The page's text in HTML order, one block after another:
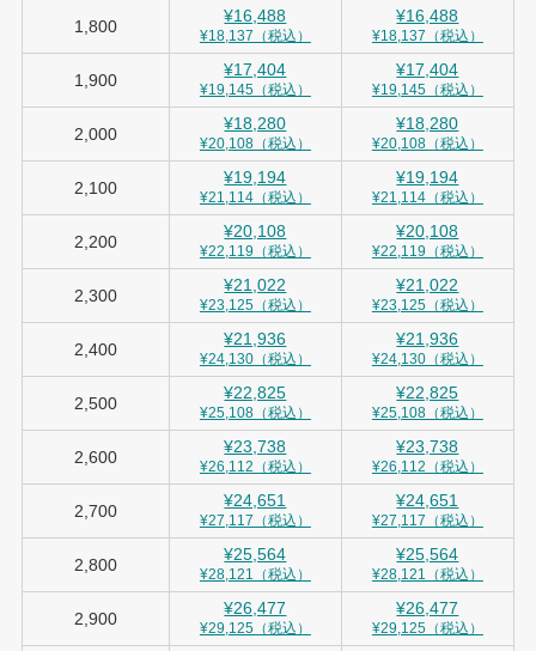
1,800
¥16,488
¥18,137（税込）
¥16,488
¥18,137（税込）
1,900
¥17,404
¥19,145（税込）
¥17,404
¥19,145（税込）
2,000
¥18,280
¥20,108（税込）
¥18,280
¥20,108（税込）
2,100
¥19,194
¥21,114（税込）
¥19,194
¥21,114（税込）
2,200
¥20,108
¥22,119（税込）
¥20,108
¥22,119（税込）
2,300
¥21,022
¥23,125（税込）
¥21,022
¥23,125（税込）
2,400
¥21,936
¥24,130（税込）
¥21,936
¥24,130（税込）
2,500
¥22,825
¥25,108（税込）
¥22,825
¥25,108（税込）
2,600
¥23,738
¥26,112（税込）
¥23,738
¥26,112（税込）
2,700
¥24,651
¥27,117（税込）
¥24,651
¥27,117（税込）
2,800
¥25,564
¥28,121（税込）
¥25,564
¥28,121（税込）
2,900
¥26,477
¥29,125（税込）
¥26,477
¥29,125（税込）